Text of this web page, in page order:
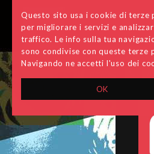
OK
Questo sito usa i cookie di terze
per migliorare i servizi e
traffico. Le info sulla tua
sono condivise con queste terze
Navigando ne accetti l'uso dei